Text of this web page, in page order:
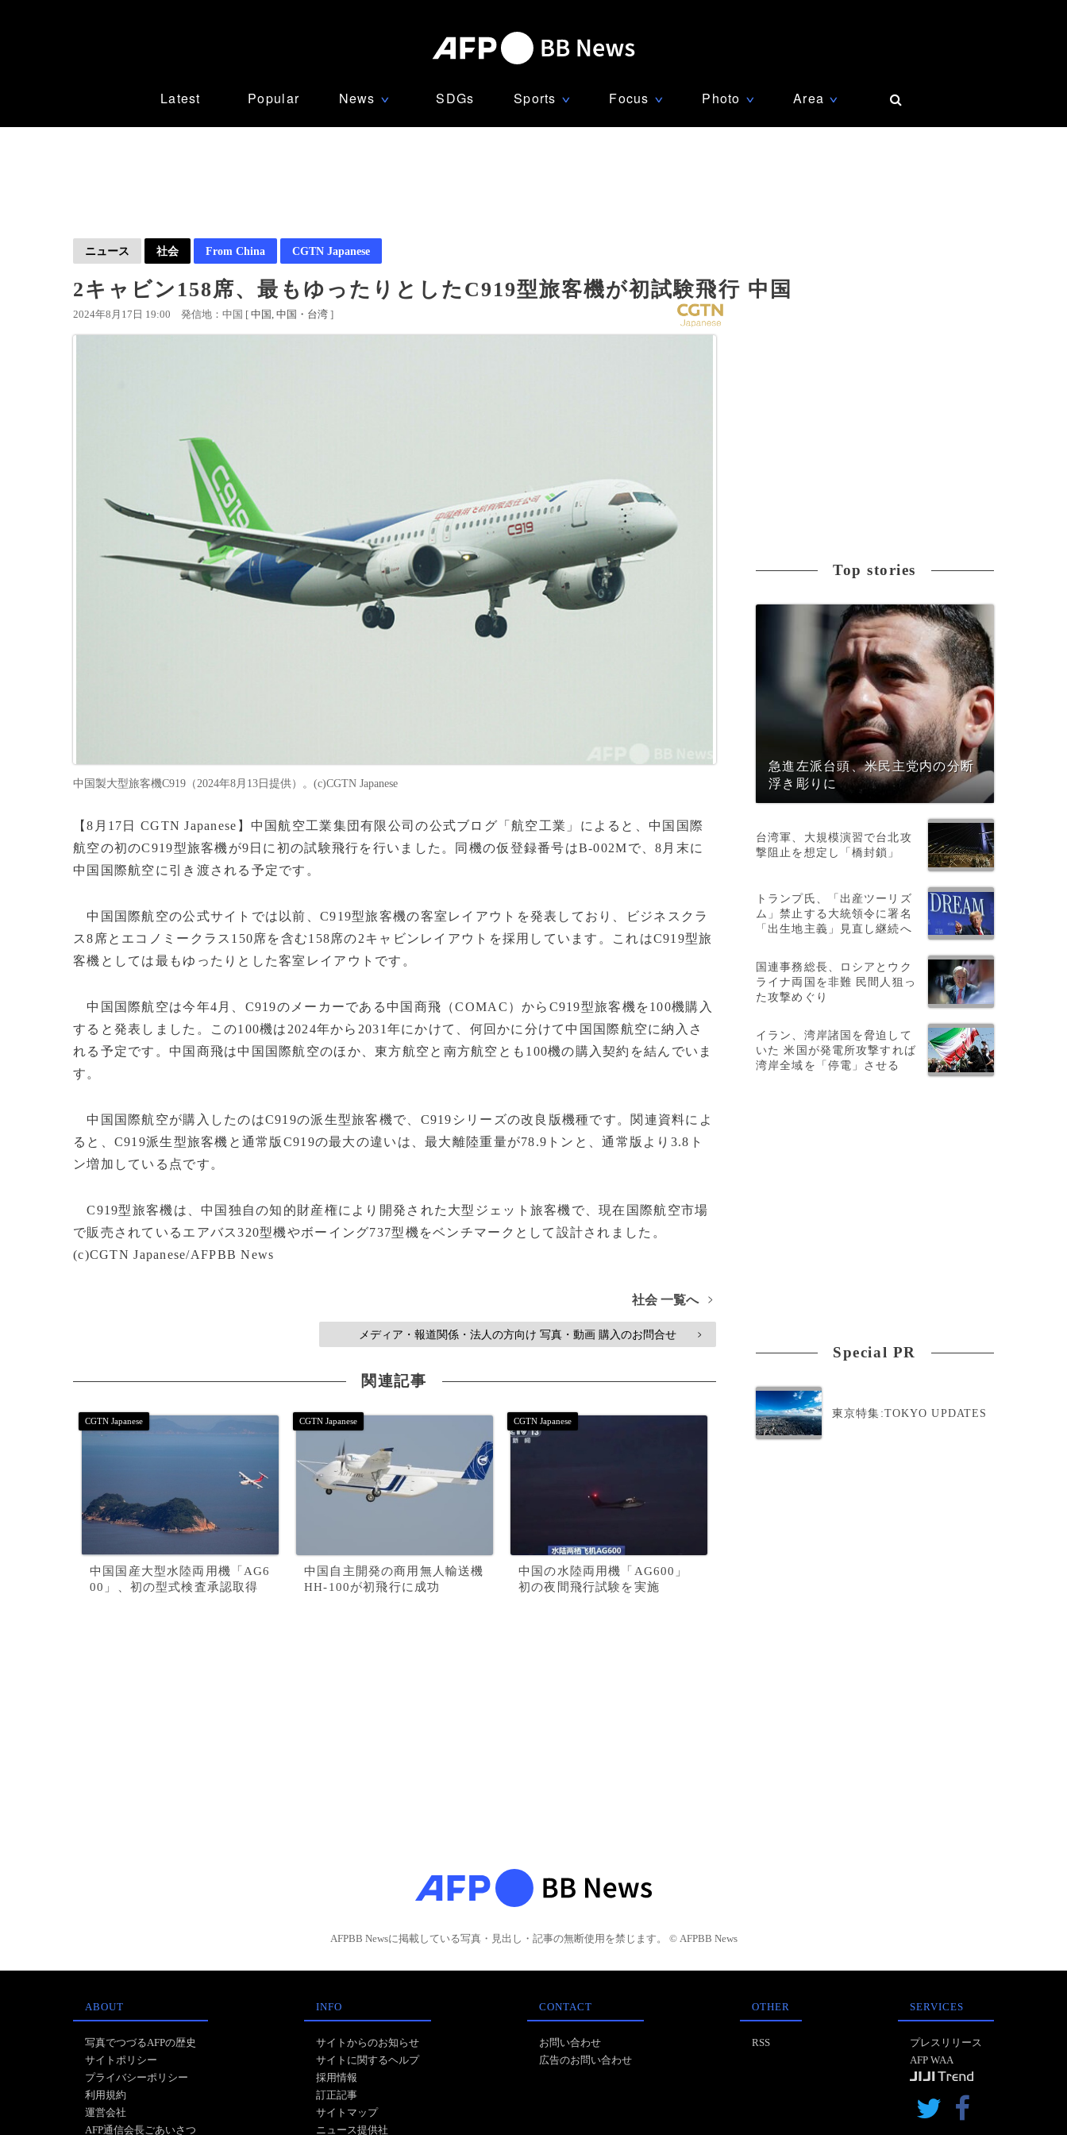
Latest Popular News ∨ SDGs Sports ∨ Focus ∨ Photo ∨ Area ∨
ニュース 社会 From China CGTN Japanese
2キャビン158席、最もゆったりとしたC919型旅客機が初試験飛行 中国
2024年8月17日 19:00 発信地：中国 [ 中国 中国・台湾 ]
中国製大型旅客機C919（2024年8月13日提供）。(c)CGTN Japanese
【8月17日 CGTN Japanese】中国航空工業集団有限公司の公式ブログ「航空工業」によると、中国国際
航空の初のC919型旅客機が9日に初の試験飛行を行いました。同機の仮登録番号はB-002Mで、8月末に
中国国際航空に引き渡される予定です。
中国国際航空の公式サイトでは以前、C919型旅客機の客室レイアウトを発表しており、ビジネスクラ
ス8席とエコノミークラス150席を含む158席の2キャビンレイアウトを採用しています。これはC919型旅
客機としては最もゆったりとした客室レイアウトです。
中国国際航空は今年4月、C919のメーカーである中国商飛（COMAC）からC919型旅客機を100機購入
すると発表しました。この100機は2024年から2031年にかけて、何回かに分けて中国国際航空に納入さ
れる予定です。中国商飛は中国国際航空のほか、東方航空と南方航空とも100機の購入契約を結んでいま
す。
中国国際航空が購入したのはC919の派生型旅客機で、C919シリーズの改良版機種です。関連資料によ
ると、C919派生型旅客機と通常版C919の最大の違いは、最大離陸重量が78.9トンと、通常版より3.8ト
ン増加している点です。
C919型旅客機は、中国独自の知的財産権により開発された大型ジェット旅客機で、現在国際航空市場
で販売されているエアバス320型機やボーイング737型機をベンチマークとして設計されました。
(c)CGTN Japanese/AFPBB News
社会 一覧へ >
メディア・報道関係・法人の方向け 写真・動画 購入のお問合せ >
関連記事
中国国産大型水陸両用機「AG6
00」、初の型式検査承認取得
中国自主開発の商用無人輸送機
HH-100が初飛行に成功
中国の水陸両用機「AG600」
初の夜間飛行試験を実施
Top stories
急進左派台頭、米民主党内の分断
浮き彫りに
台湾軍、大規模演習で台北攻
撃阻止を想定し「橋封鎖」
トランプ氏、「出産ツーリズ
ム」禁止する大統領令に署名
「出生地主義」見直し継続へ
国連事務総長、ロシアとウク
ライナ両国を非難 民間人狙っ
た攻撃めぐり
イラン、湾岸諸国を脅迫して
いた 米国が発電所攻撃すれば
湾岸全域を「停電」させる
Special PR
東京特集:TOKYO UPDATES
AFPBB Newsに掲載している写真・見出し・記事の無断使用を禁じます。 © AFPBB News
ABOUT
写真でつづるAFPの歴史
サイトポリシー
プライバシーポリシー
利用規約
運営会社
AFP通信会長ごあいさつ
INFO
サイトからのお知らせ
サイトに関するヘルプ
採用情報
訂正記事
サイトマップ
ニュース提供社
CONTACT
お問い合わせ
広告のお問い合わせ
OTHER
RSS
SERVICES
プレスリリース
AFP WAA